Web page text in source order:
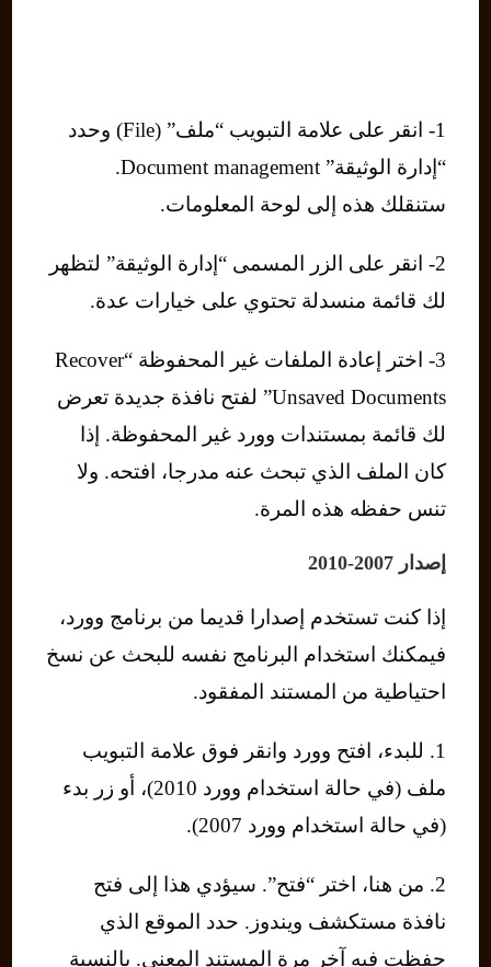
1- انقر على علامة التبويب “ملف” (File) وحدد
“إدارة الوثيقة” Document management.
ستنقلك هذه إلى لوحة المعلومات.
2- انقر على الزر المسمى “إدارة الوثيقة” لتظهر
لك قائمة منسدلة تحتوي على خيارات عدة.
3- اختر إعادة الملفات غير المحفوظة “Recover
Unsaved Documents” لفتح نافذة جديدة تعرض
لك قائمة بمستندات وورد غير المحفوظة. إذا
كان الملف الذي تبحث عنه مدرجا، افتحه. ولا
تنس حفظه هذه المرة.
إصدار 2007-2010
إذا كنت تستخدم إصدارا قديما من برنامج وورد،
فيمكنك استخدام البرنامج نفسه للبحث عن نسخ
احتياطية من المستند المفقود.
1. للبدء، افتح وورد وانقر فوق علامة التبويب
ملف (في حالة استخدام وورد 2010)، أو زر بدء
(في حالة استخدام وورد 2007).
2. من هنا، اختر “فتح”. سيؤدي هذا إلى فتح
نافذة مستكشف ويندوز. حدد الموقع الذي
حفظت فيه آخر مرة المستند المعني. بالنسبة